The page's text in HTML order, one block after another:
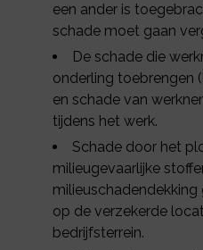
een ander is
schade moet gaan
De schade die
onderling toebrengen
en schade van
tijdens het werk.
Schade door het
milieugevaarlijke
op de verzekerde
bedrijfsterrein.